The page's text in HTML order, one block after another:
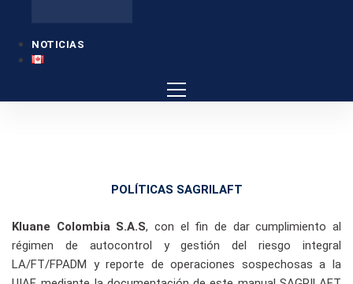
NOTICIAS
POLÍTICAS SAGRILAFT
Kluane Colombia S.A.S, con el fin de dar cumplimiento al
régimen de autocontrol y gestión del riesgo integral
LA/FT/FPADM y reporte de operaciones sospechosas a la